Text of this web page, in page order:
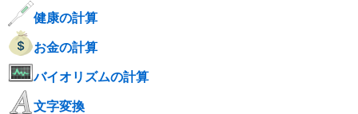
健康の計算
お金の計算
バイオリズムの計算
文字変換